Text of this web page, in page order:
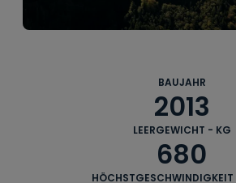
BAUJAHR
2013
LEERGEWICHT - KG
680